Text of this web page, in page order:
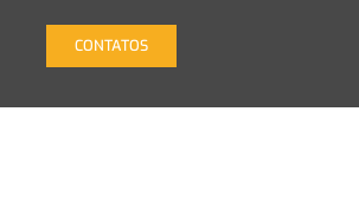
CONTATOS